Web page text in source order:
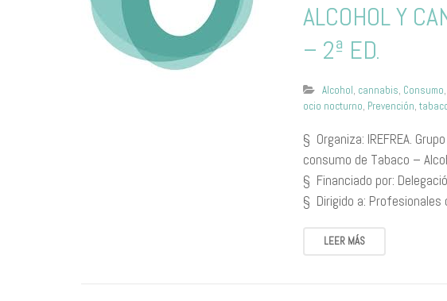
ALCOHOL Y
– 2ª ED.
Alcohol, cannabis, Consumo,
ocio nocturno, Prevención,
§ Organiza: IREFREA.
consumo de Tabaco –
§ Financiado por:
§ Dirigido a:
LEER MÁS